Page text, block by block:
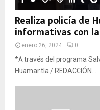
Realiza policía de
informativas con
enero 26, 2024 0
*A través del programa
Huamantla / REDACCIÓN...